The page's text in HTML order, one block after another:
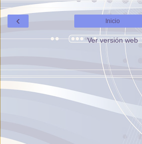
‹ Inicio
Ver versión web